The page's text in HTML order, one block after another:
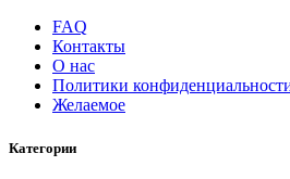
FAQ
Контакты
О нас
Политики
Желаемое
Категории